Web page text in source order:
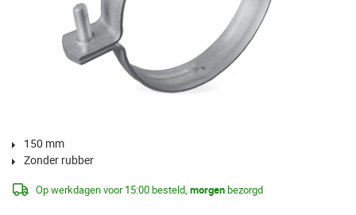
Op werkdagen voor 15:00 besteld, morgenbezorgd
150 mm
Zonder rubber